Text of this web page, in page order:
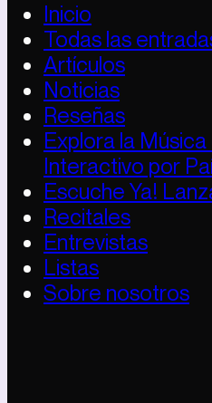
Inicio
Todas las
Artículos
Noticias
Reseñas
Explora la
Interactivo por
Escuche Ya!
Recitales
Entrevistas
Listas
Sobre nosotros